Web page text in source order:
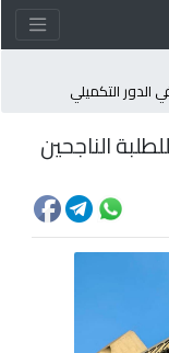
التكميلي
الناجحين